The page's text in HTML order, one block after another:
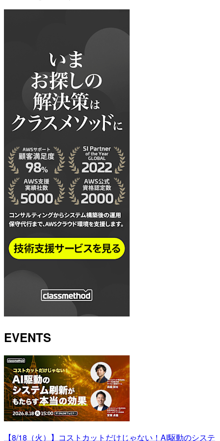
EVENTS
【8/18（火）】コストカットだけじゃない！AI駆動のシステ